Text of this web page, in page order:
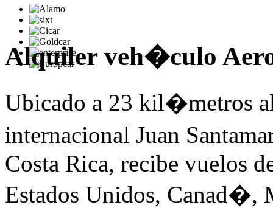
Alquiler veh�culo
Ubicado a 23 kil�metros
internacional Juan
Costa Rica, recibe vuelos
Estados Unidos,